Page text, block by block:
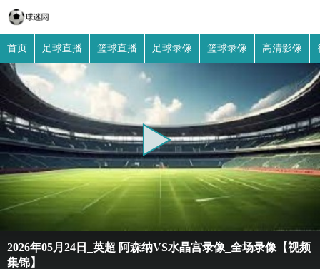
首页 足球直播 篮球直播 足球录像 篮球录像 高清影像
2026年05月24日_英超 阿森纳VS水晶宫录像_全场录像【视频
集锦】